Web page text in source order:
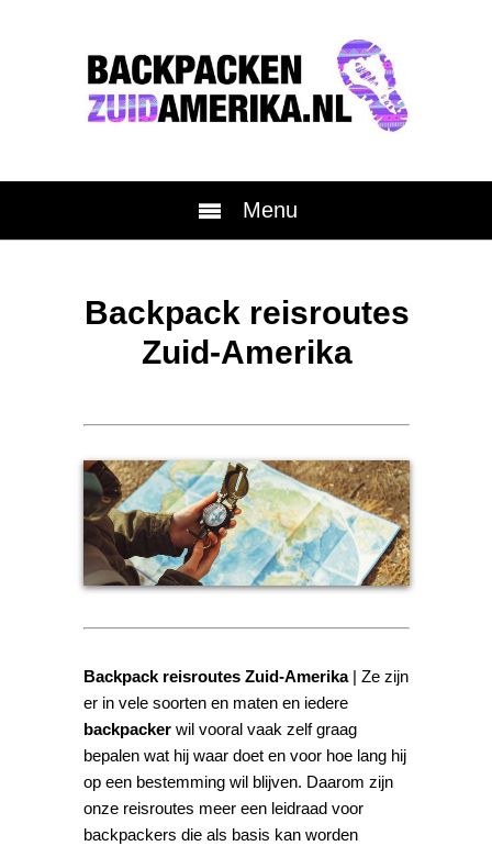
Menu
Backpack reisroutes
Zuid-Amerika
Backpack reisroutes Zuid-Amerika| Ze zijn
er in vele soorten en maten en iedere
backpacker wil vooral vaak zelf graag
bepalen wat hij waar doet en voor hoe lang hij
op een bestemming wil blijven. Daarom zijn
onze reisroutes meer een leidraad voor
backpackers die als basis kan worden